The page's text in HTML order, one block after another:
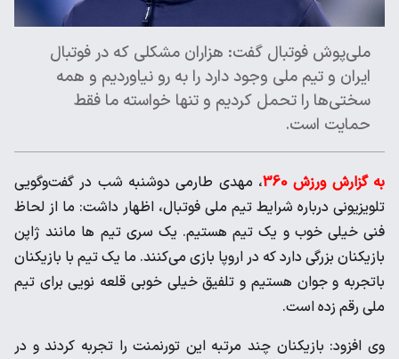
ملی‌پوش فوتبال گفت: هزاران مشکلی که در فوتبال
ایران و تیم ملی وجود دارد را به رو نیاوردیم و همه
سختی‌ها را تحمل کردیم و تنها خواسته ما فقط
حمایت است.
به گزارش ورزش 360
، مهدی طارمی دوشنبه شب در گفت‌وگویی
تلویزیونی درباره شرایط تیم ملی فوتبال، اظهار داشت: ما از لحاظ
فنی خیلی خوب و یک تیم هستیم. یک سری تیم ها مانند ژاپن
بازیکنان بزرگی دارد که در اروپا بازی می‌کنند. ما یک تیم با بازیکنان
باتجربه و جوان هستیم و تلفیق خیلی خوبی قلعه نویی برای تیم
ملی رقم زده است.
وی افزود: بازیکنان چند مرتبه این تورنمنت را تجربه کردند و در